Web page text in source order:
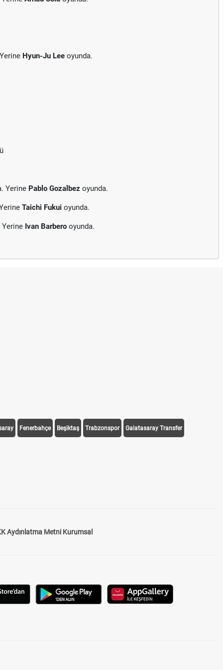
Hyun-Ju Lee oyunda.
Yerine Pablo Gozalbez oyunda.
Taichi Fukui oyunda.
Yerine Ivan Barbero oyunda.
Fenerbahçe Beşiktaş Trabzonspor Galatasaray Transfer
Aydınlatma Metni Kurumsal